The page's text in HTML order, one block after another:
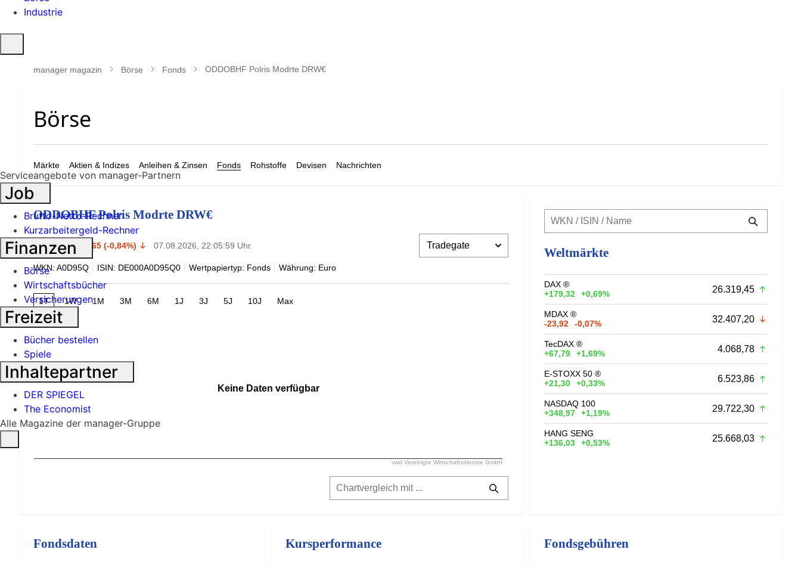
Industrie
öffnen
manager magazin Börse Fonds ODDOBHF Polris Modrte DRW€
Märkte Aktien & Indizes Anleihen & Zinsen Fonds Rohstoffe Devisen Nachrichten
ODDOBHF Polris Modrte DRW€
78,45 € -0,65 (-0,84%) 07.08.2026, 22:05:59 Uhr
WKN: A0D95Q ISIN: DE000A0D95Q0 Wertpapiertyp: Fonds Währung: Euro
1T 1W 1M 3M 6M 1J 3J 5J 10J Max
vwd Vereinigte Wirtschaftsdienste GmbH
Keine Daten verfügbar
Weltmärkte
DAX ®
+179,32
+0,69% 26.319,45
MDAX ®
-23,92
-0,07% 32.407,20
TecDAX ®
+67,79
+1,69% 4.068,78
E-STOXX 50 ®
+21,30
+0,33% 6.523,86
NASDAQ 100
+348,97
+1,19% 29.722,30
HANG SENG
+136,03
+0,53% 25.668,03
Fondsdaten Kursperformance Fondsgebühren
Serviceangebote von manager-Partnern
Job
Brutto-Netto-Rechner
Kurzarbeitergeld-Rechner
Finanzen
Börse
Wirtschaftsbücher
Versicherungen
Freizeit
Bücher bestellen
Spiele
Inhaltepartner
DER SPIEGEL
The Economist
Alle Magazine der manager-Gruppe